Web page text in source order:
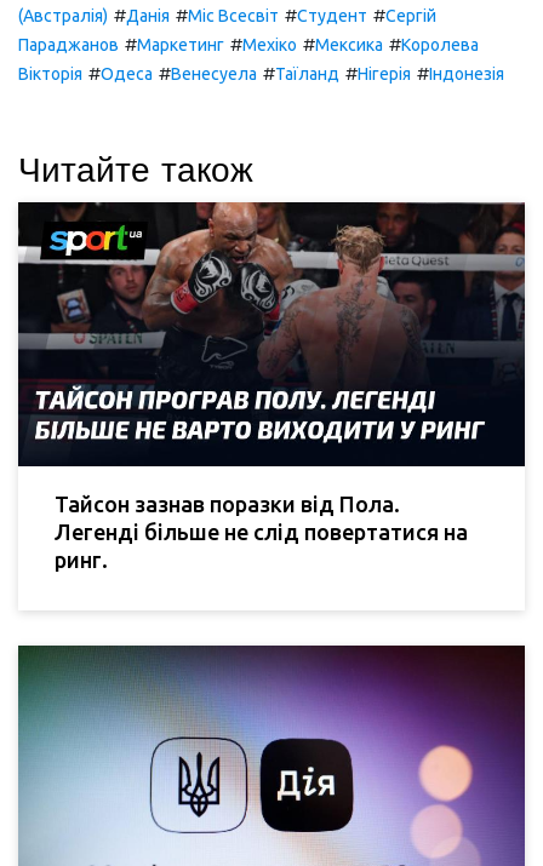
(Австралія) #Данія #Міс Всесвіт #Студент #Сергій
Параджанов #Маркетинг #Мехіко #Мексика #Королева
Вікторія #Одеса #Венесуела #Таїланд #Нігерія #Індонезія
Читайте також
Тайсон зазнав поразки від Пола.
Легенді більше не слід повертатися на
ринг.